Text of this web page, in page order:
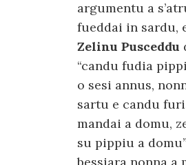
argumentu a
fueddai in sardu,
Zelinu Pusceddu
“candu fudia
o sesi annus,
sartu e candu
mandai a domu,
su pippiu a
bessiara nonna a